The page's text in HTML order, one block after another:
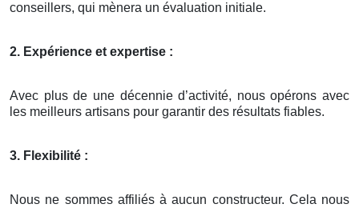
conseillers, qui mènera un évaluation initiale.
2. Expérience et expertise :
Avec plus de une décennie d’activité, nous opérons avec
les meilleurs artisans pour garantir des résultats fiables.
3. Flexibilité :
Nous ne sommes affiliés à aucun constructeur. Cela nous